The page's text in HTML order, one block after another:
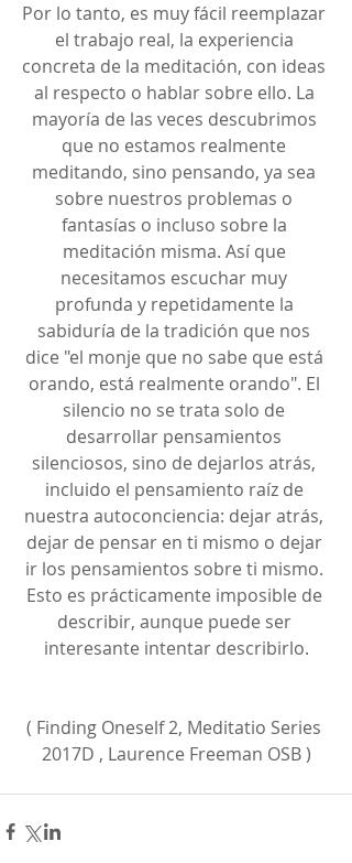
Por lo tanto, es muy fácil reemplazar
el trabajo real, la experiencia
concreta de la meditación, con ideas
al respecto o hablar sobre ello. La
mayoría de las veces descubrimos
que no estamos realmente
meditando, sino pensando, ya sea
sobre nuestros problemas o
fantasías o incluso sobre la
meditación misma. Así que
necesitamos escuchar muy
profunda y repetidamente la
sabiduría de la tradición que nos
dice "el monje que no sabe que está
orando, está realmente orando". El
silencio no se trata solo de
desarrollar pensamientos
silenciosos, sino de dejarlos atrás,
incluido el pensamiento raíz de
nuestra autoconciencia: dejar atrás,
dejar de pensar en ti mismo o dejar
ir los pensamientos sobre ti mismo.
Esto es prácticamente imposible de
describir, aunque puede ser
interesante intentar describirlo.
( Finding Oneself 2, Meditatio Series
2017D , Laurence Freeman OSB )